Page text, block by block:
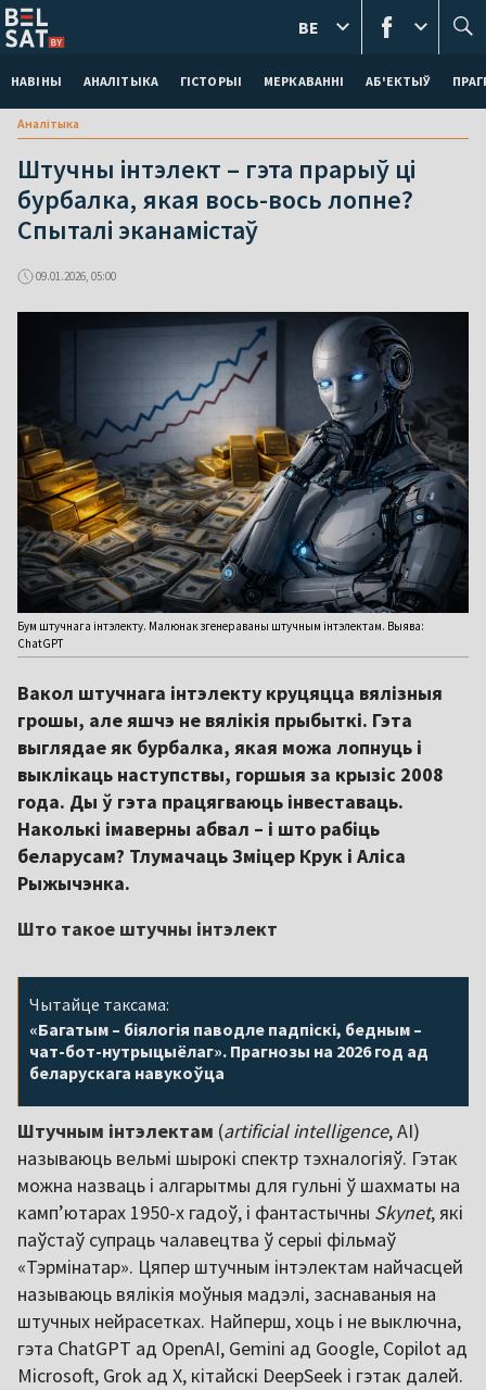
НАВІНЫ АНАЛІТЫКА ГІСТОРЫІ МЕРКАВАННI АБ'ЕКТЫЎ
BE
Аналітыка
Штучны інтэлект – гэта прарыў ці
бурбалка, якая вось-вось лопне?
Спыталі эканамістаў
09.01.2026, 05:00
Бум штучнага інтэлекту. Малюнак згенераваны штучным інтэлектам. Выява:
ChatGPT
Вакол штучнага інтэлекту круцяцца вялізныя
грошы, але яшчэ не вялікія прыбыткі. Гэта
выглядае як бурбалка, якая можа лопнуць і
выклікаць наступствы, горшыя за крызіс 2008
года. Ды ў гэта працягваюць інвеставаць.
Наколькі імаверны абвал – і што рабіць
беларусам? Тлумачаць Зміцер Крук і Аліса
Рыжычэнка.
Што такое штучны інтэлект
Чытайце таксама:
«Багатым – біялогія паводле падпіскі, бедным –
чат-бот-нутрыцыёлаг». Прагнозы на 2026 год ад
беларускага навукоўца
Штучным інтэлектам (artificial intelligence, AI)
называюць вельмі шырокі спектр тэхналогіяў. Гэтак
можна назваць і алгарытмы для гульні ў шахматы на
камп’ютарах 1950-х гадоў, і фантастычны Skynet, які
паўстаў супраць чалавецтва ў серыі фільмаў
«Тэрмінатар». Цяпер штучным інтэлектам найчасцей
называюць вялікія моўныя мадэлі, заснаваныя на
штучных нейрасетках. Найперш, хоць і не выключна,
гэта ChatGPT ад OpenAI, Gemini ад Google, Copilot ад
Microsoft, Grok ад X, кітайскі DeepSeek і гэтак далей.